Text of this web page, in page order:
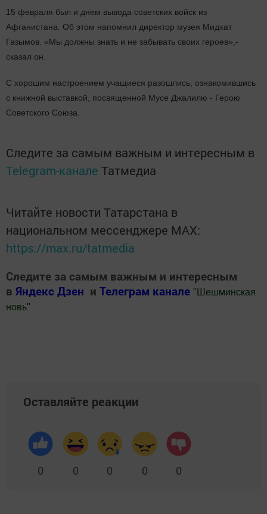
15 февраля был и днем вывода советских войск из
Афганистана. Об этом напомнил директор музея Мидхат
Газымов. «Мы должны знать и не забывать своих героев»,-
сказал он.
С хорошим настроением учащиеся разошлись, ознакомившись
с книжной выставкой, посвященной Мусе Джалилю - Герою
Советского Союза.
Следите за самым важным и интересным в
Telegram-канале Татмедиа
Читайте новости Татарстана в
национальном мессенджере MАХ:
https://max.ru/tatmedia
Следите за самым важным и интересным
в Яндекс Дзен и Телеграм канале " Шешминская
новь"
Оставляйте реакции
0 0 0 0 0